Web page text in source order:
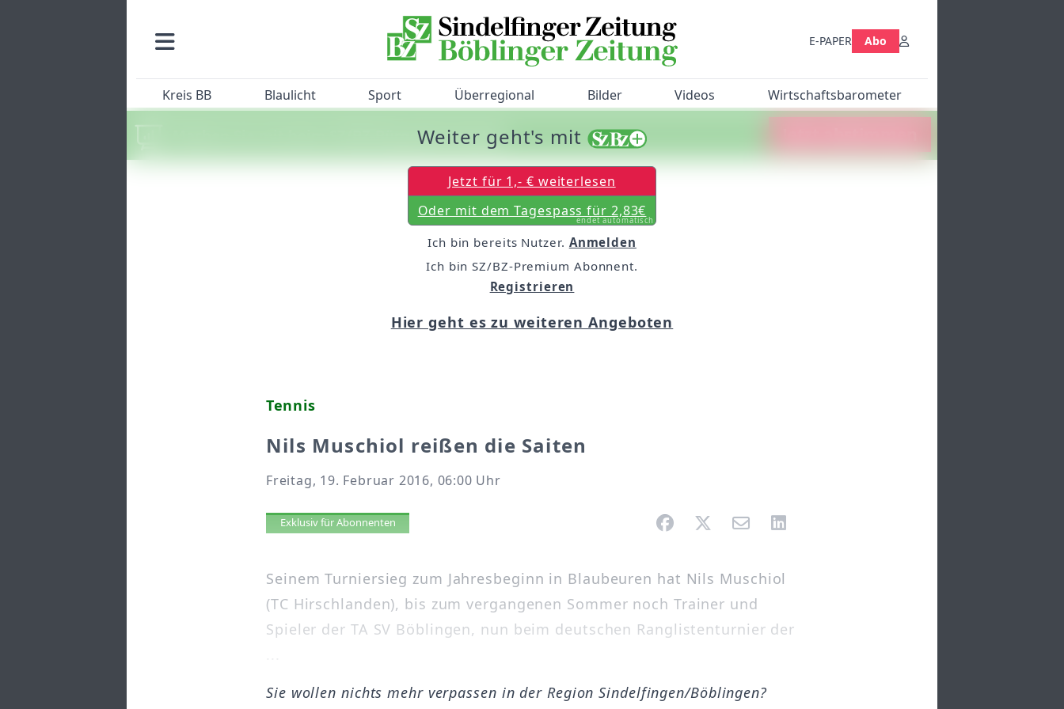
E-PAPER Abo
Kreis BB Blaulicht Sport Überregional Bilder Videos Wirtschaftsbarometer
Machen Sie mit beim SZ/BZ-Bürgerbarometer!
Tennis
Nils Muschiol reißen die Saiten
Freitag, 19. Februar 2016, 06:00 Uhr
Artikel vorlesen
Exklusiv für Abonnenten
Seinem Turniersieg zum Jahresbeginn in Blaubeuren hat Nils Muschiol
(TC Hirschlanden), bis zum vergangenen Sommer noch Trainer und
Spieler der TA SV Böblingen, nun beim deutschen Ranglistenturnier der
Weiter geht's mit
Jetzt für 1,- € weiterlesen
Oder mit dem Tagespass für 2,83€
endet automatisch
Ich bin bereits Nutzer. Anmelden
Ich bin SZ/BZ-Premium Abonnent.
Registrieren
Hier geht es zu weiteren Angeboten
Sie wollen nichts mehr verpassen in der Region Sindelfingen/Böblingen?